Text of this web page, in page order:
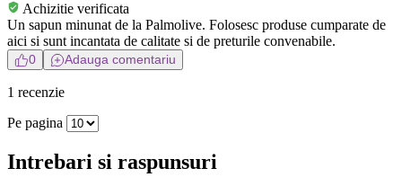
Achizitie verificata
Un sapun minunat de la Palmolive. Folosesc produse cumparate de
aici si sunt incantata de calitate si de preturile convenabile.
0 Adauga comentariu
1 recenzie
Pe pagina
Intrebari si raspunsuri